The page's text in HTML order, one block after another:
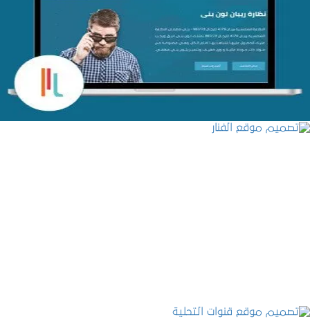
تصميم متجر اي كير
التفاصيل